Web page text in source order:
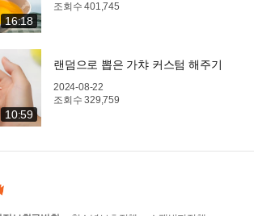
16:18
조회수401,745
10:59
랜덤으로 뽑은 가챠 커스텀 해주기
2024-08-22
조회수329,759